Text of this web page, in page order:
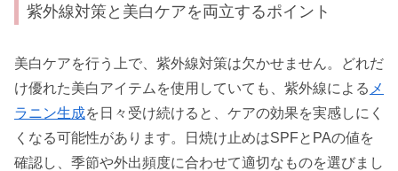
紫外線対策と美白ケアを両立するポイント
美白ケアを行う上で、紫外線対策は欠かせません。どれだ
け優れた美白アイテムを使用していても、紫外線による メ
ラニン生成を日々受け続けると、ケアの効果を実感しにく
くなる可能性があります。日焼け止めはSPFとPAの値を
確認し、季節や外出頻度に合わせて適切なものを選びまし